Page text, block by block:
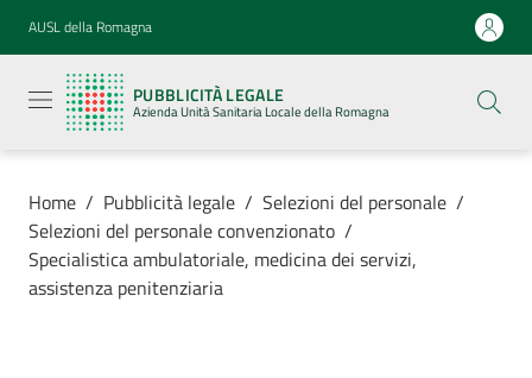
Vai al contenuto
Vai alla navigazione
Vai al footer
AUSL della Romagna
PUBBLICITÀ LEGALE
Azienda Unità Sanitaria Locale della Romagna
legale
Azienda
Unità
Locale della
Home / Pubblicità legale / Selezioni del personale /
Selezioni del personale convenzionato /
Specialistica ambulatoriale, medicina dei servizi,
assistenza penitenziaria